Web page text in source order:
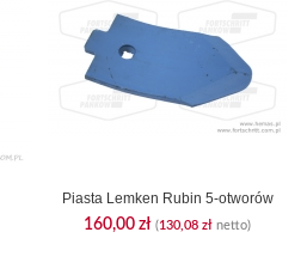
Piasta Lemken Rubin 5-otworów
160,00 zł (130,08 zł netto)